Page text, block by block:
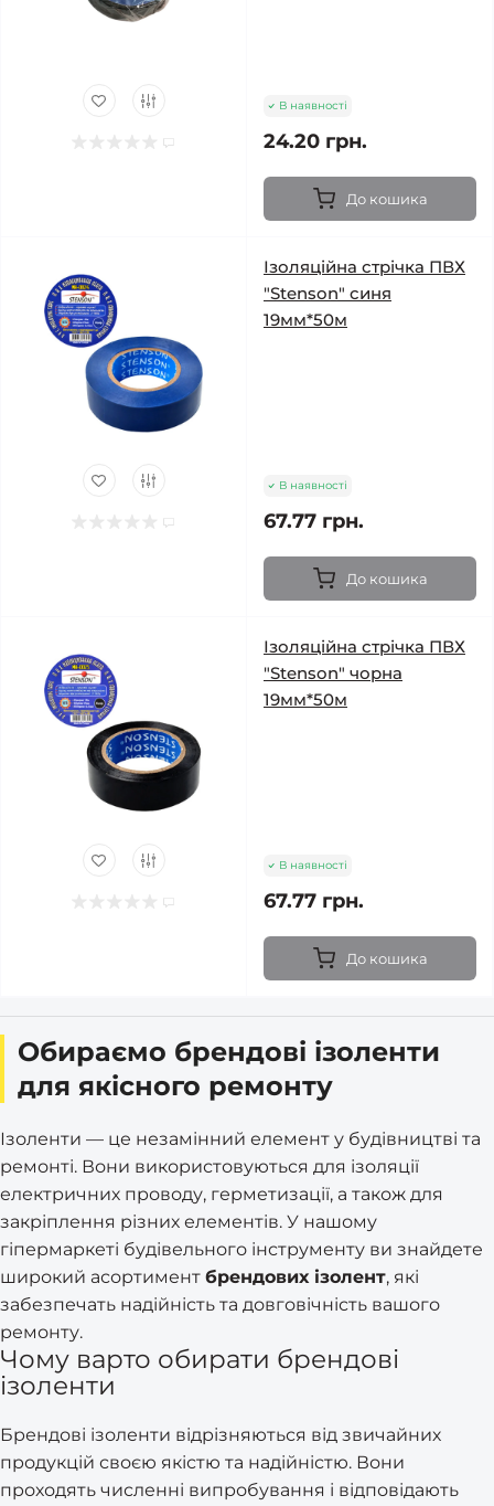
В наявності
24.20 грн.
До кошика
Ізоляційна стрічка ПВХ
"Stenson" синя
19мм*50м
В наявності
67.77 грн.
До кошика
Ізоляційна стрічка ПВХ
"Stenson" чорна
19мм*50м
В наявності
67.77 грн.
До кошика
Обираємо брендові ізоленти
для якісного ремонту
Ізоленти — це незамінний елемент у будівництві та
ремонті. Вони використовуються для ізоляції
електричних проводу, герметизації, а також для
закріплення різних елементів. У нашому
гіпермаркеті будівельного інструменту ви знайдете
широкий асортимент брендових ізолент, які
забезпечать надійність та довговічність вашого
ремонту.
Чому варто обирати брендові
ізоленти
Брендові ізоленти відрізняються від звичайних
продукцій своєю якістю та надійністю. Вони
проходять численні випробування і відповідають